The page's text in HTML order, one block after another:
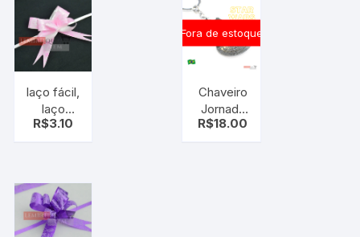
laço fácil,
laço
mágico,
uni
R$3.10
Fora de estoque
Chaveiro
Jornada
Nas
R$18.00